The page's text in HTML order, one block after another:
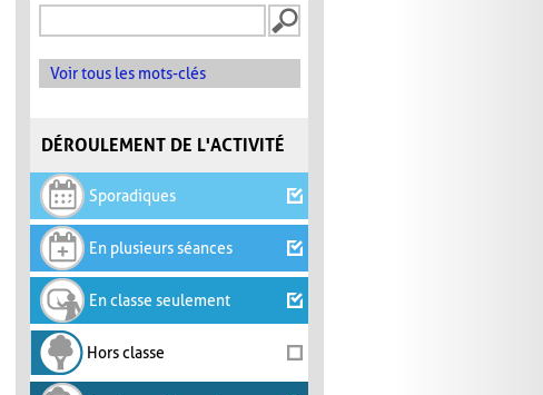
Voir tous les mots-clés
DÉROULEMENT DE L'ACTIVITÉ
Sporadiques
En plusieurs séances
En classe seulement
Hors classe